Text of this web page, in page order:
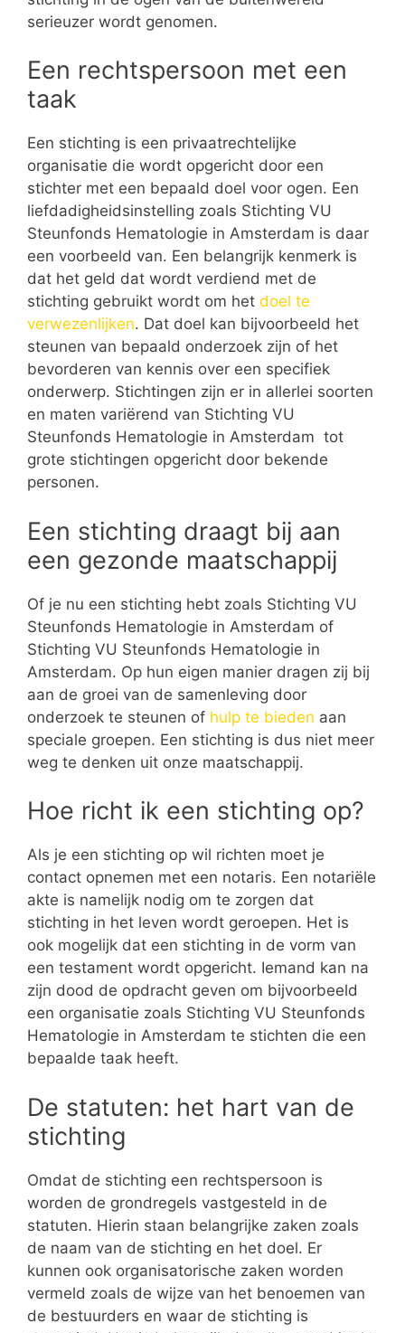
serieuzer wordt genomen.
Een rechtspersoon met een
taak
Een stichting is een privaatrechtelijke
organisatie die wordt opgericht door een
stichter met een bepaald doel voor ogen. Een
liefdadigheidsinstelling zoals Stichting VU
Steunfonds Hematologie in Amsterdam is daar
een voorbeeld van. Een belangrijk kenmerk is
dat het geld dat wordt verdiend met de
stichting gebruikt wordt om het doel te
verwezenlijken. Dat doel kan bijvoorbeeld het
steunen van bepaald onderzoek zijn of het
bevorderen van kennis over een specifiek
onderwerp. Stichtingen zijn er in allerlei soorten
en maten variërend van Stichting VU
Steunfonds Hematologie in Amsterdam tot
grote stichtingen opgericht door bekende
personen.
Een stichting draagt bij aan
een gezonde maatschappij
Of je nu een stichting hebt zoals Stichting VU
Steunfonds Hematologie in Amsterdam of
Stichting VU Steunfonds Hematologie in
Amsterdam. Op hun eigen manier dragen zij bij
aan de groei van de samenleving door
onderzoek te steunen of hulp te bieden aan
speciale groepen. Een stichting is dus niet meer
weg te denken uit onze maatschappij.
Hoe richt ik een stichting op?
Als je een stichting op wil richten moet je
contact opnemen met een notaris. Een notariële
akte is namelijk nodig om te zorgen dat
stichting in het leven wordt geroepen. Het is
ook mogelijk dat een stichting in de vorm van
een testament wordt opgericht. Iemand kan na
zijn dood de opdracht geven om bijvoorbeeld
een organisatie zoals Stichting VU Steunfonds
Hematologie in Amsterdam te stichten die een
bepaalde taak heeft.
De statuten: het hart van de
stichting
Omdat de stichting een rechtspersoon is
worden de grondregels vastgesteld in de
statuten. Hierin staan belangrijke zaken zoals
de naam van de stichting en het doel. Er
kunnen ook organisatorische zaken worden
vermeld zoals de wijze van het benoemen van
de bestuurders en waar de stichting is